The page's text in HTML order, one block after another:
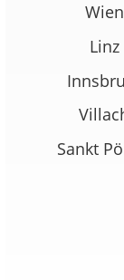
Wien
Linz
Sankt